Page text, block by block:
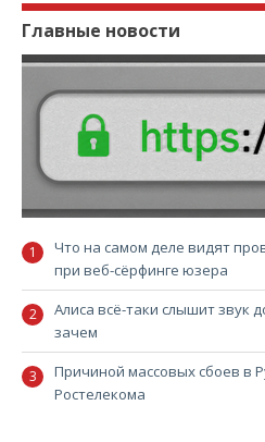
Главные новости
Что на самом деле видят
при веб-сёрфинге юзера
Алиса всё-таки слышит звук
зачем
Причиной массовых сбоев в
Ростелекома